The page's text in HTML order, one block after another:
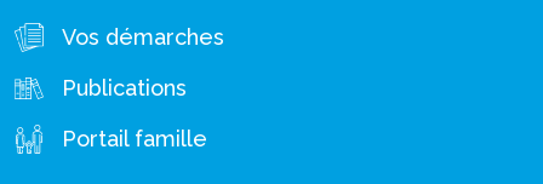
Vos démarches
Publications
Portail famille